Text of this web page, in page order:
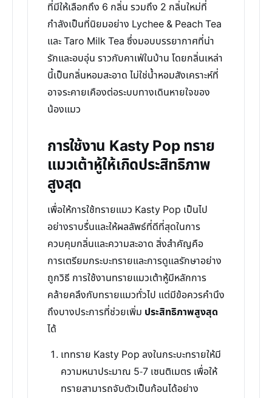
ที่มีให้เลือกถึง 6 กลิ่น รวมถึง 2 กลิ่นใหม่ที่
กำลังเป็นที่นิยมอย่าง Lychee & Peach Tea
และ Taro Milk Tea ซึ่งมอบบรรยากาศที่น่า
รักและอบอุ่น ราวกับคาเฟ่ในบ้าน โดยกลิ่นเหล่า
นี้เป็นกลิ่นหอมสะอาด ไม่ใช่น้ำหอมสังเคราะห์ที่
อาจระคายเคืองต่อระบบทางเดินหายใจของ
น้องแมว
การใช้งาน Kasty Pop ทราย
แมวเต้าหู้ให้เกิดประสิทธิภาพ
สูงสุด
เพื่อให้การใช้ทรายแมว Kasty Pop เป็นไป
อย่างราบรื่นและให้ผลลัพธ์ที่ดีที่สุดในการ
ควบคุมกลิ่นและความสะอาด สิ่งสำคัญคือ
การเตรียมกระบะทรายและการดูแลรักษาอย่าง
ถูกวิธี การใช้งานทรายแมวเต้าหู้มีหลักการ
คล้ายคลึงกับทรายแมวทั่วไป แต่มีข้อควรคำนึง
ถึงบางประการที่ช่วยเพิ่ม ประสิทธิภาพสูงสุด
ได้
เททราย Kasty Pop ลงในกระบะทรายให้มี
ความหนาประมาณ 5-7 เซนติเมตร เพื่อให้
ทรายสามารถจับตัวเป็นก้อนได้อย่าง